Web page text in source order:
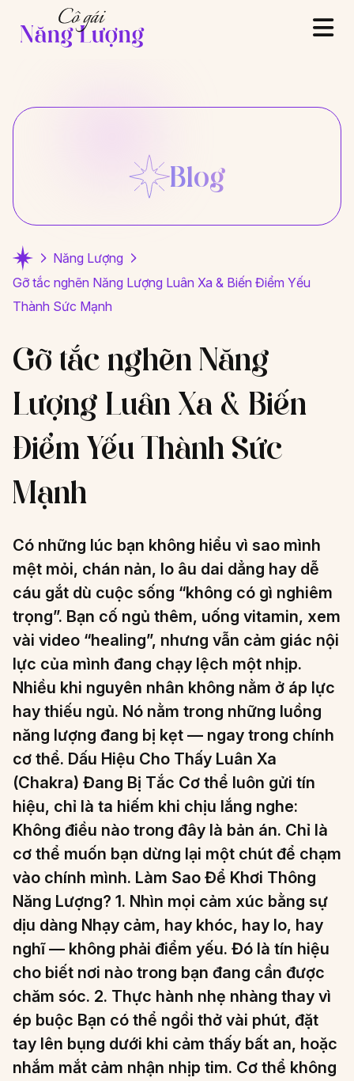
Blog
Năng Lượng
Gỡ tắc nghẽn Năng Lượng Luân Xa & Biến Điểm Yếu
Thành Sức Mạnh
Gỡ tắc nghẽn Năng
Lượng Luân Xa & Biến
Điểm Yếu Thành Sức
Mạnh
Có những lúc bạn không hiểu vì sao mình
mệt mỏi, chán nản, lo âu dai dẳng hay dễ
cáu gắt dù cuộc sống “không có gì nghiêm
trọng”. Bạn cố ngủ thêm, uống vitamin, xem
vài video “healing”, nhưng vẫn cảm giác nội
lực của mình đang chạy lệch một nhịp.
Nhiều khi nguyên nhân không nằm ở áp lực
hay thiếu ngủ. Nó nằm trong những luồng
năng lượng đang bị kẹt — ngay trong chính
cơ thể. Dấu Hiệu Cho Thấy Luân Xa
(Chakra) Đang Bị Tắc Cơ thể luôn gửi tín
hiệu, chỉ là ta hiếm khi chịu lắng nghe:
Không điều nào trong đây là bản án. Chỉ là
cơ thể muốn bạn dừng lại một chút để chạm
vào chính mình. Làm Sao Để Khơi Thông
Năng Lượng? 1. Nhìn mọi cảm xúc bằng sự
dịu dàng Nhạy cảm, hay khóc, hay lo, hay
nghĩ — không phải điểm yếu. Đó là tín hiệu
cho biết nơi nào trong bạn đang cần được
chăm sóc. 2. Thực hành nhẹ nhàng thay vì
ép buộc Bạn có thể ngồi thở vài phút, đặt
tay lên bụng dưới khi cảm thấy bất an, hoặc
nhắm mắt cảm nhận nhịp tim. Cơ thể không